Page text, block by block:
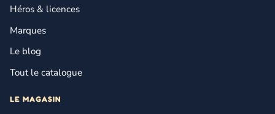
Héros & licences
Marques
Le blog
Tout le catalogue
LE MAGASIN